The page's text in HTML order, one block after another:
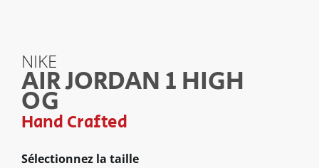
NIKE
AIR JORDAN 1 HIGH
OG
Hand Crafted
Sélectionnez la taille